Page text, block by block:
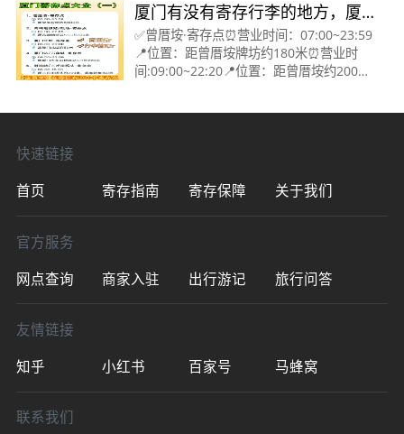
21:30地址:距地铁
厦门有没有寄存行李的地方，厦
门行李寄存攻略
✅曾厝垵·寄存点⏰营业时间：07:00~23:59
📍位置：距曾厝垵牌坊约180米⏰营业时
间:09:00~22:20📍位置：距曾厝垵约200米
快速链接
首页
寄存指南 寄存保障 关于我们
官方服务
网点查询
商家入驻 出行游记 旅行问答
友情链接
知乎
小红书 百家号 马蜂窝
联系我们